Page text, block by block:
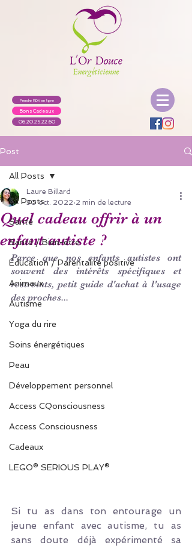
Prendre RDV en ligne
Bons Cadeaux
06.20.25.22.60
Post
All Posts
Santé
Santé / Bien-être
Éducation / Parentalité positive
Animaux
Autisme
Yoga du rire
Soins énergétiques
Peau
Développement personnel
Access CQonsciousness
Access Consciousness
Cadeaux
LEGO® SERIOUS PLAY®
All Posts
Quel cadeau offrir à un
enfant autiste ?
Laure Billard
30 oct. 2022 2 min de lecture
Parce que nos enfants autistes ont
souvent des intérêts spécifiques et
restreints, petit guide d'achat à l'usage
des proches...
Si tu as dans ton entourage un
jeune enfant avec autisme, tu as
sans doute déjà expérimenté sa